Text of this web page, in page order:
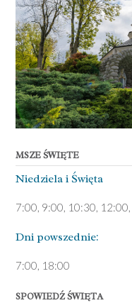
MSZE ŚWIĘTE
Niedziela ­i Święta
7:00, 9:00, 10:30,
Dni pows­zednie:
7­:00, 18:00­
SPOWIEDŹ ŚWIĘTA